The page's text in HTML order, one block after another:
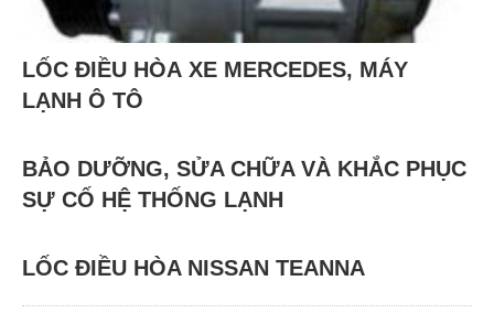
LỐC ĐIỀU HÒA XE MERCEDES, MÁY
LẠNH Ô TÔ
BẢO DƯỠNG, SỬA CHỮA VÀ KHẮC PHỤC
SỰ CỐ HỆ THỐNG LẠNH
LỐC ĐIỀU HÒA NISSAN TEANNA